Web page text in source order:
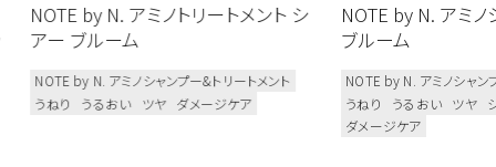
NOTE by N. アミノトリートメント シ
アー ブルーム
NOTE by N. アミノシャンプー&トリートメント
うねり
うるおい ツヤ ダメージケア
NOTE by N. アミ
ブルーム
NOTE by N. アミノシャン
うねり
うるおい ツヤ
ダメージケア